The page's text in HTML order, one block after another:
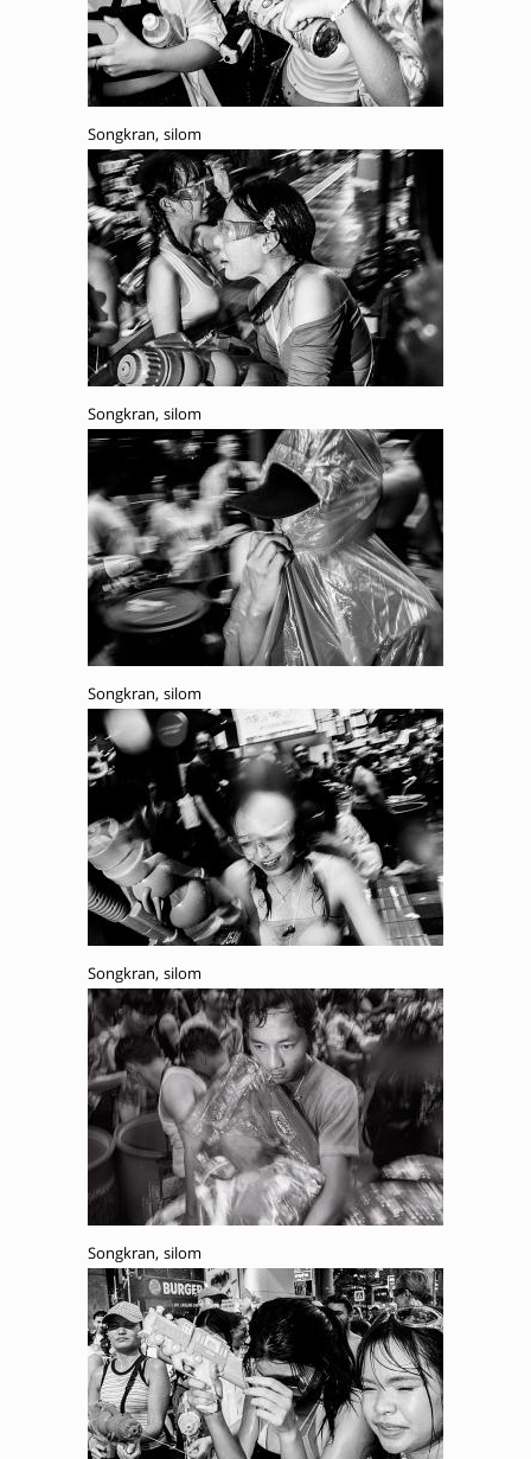
Songkran, silom
Songkran, silom
Songkran, silom
Songkran, silom
Songkran, silom